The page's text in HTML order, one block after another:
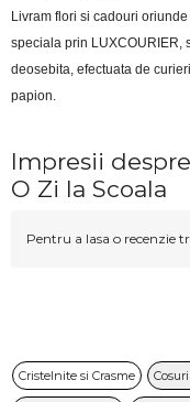
Livram flori si cadouri
speciala prin LUXCOURIER,
deosebita, efectuata de
papion.
Impresii
O Zi la Scoala
Pentru a lasa o recenzie
Cristelnite si Crasme